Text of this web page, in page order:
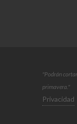
"Podrán
primavera."
Privacidad